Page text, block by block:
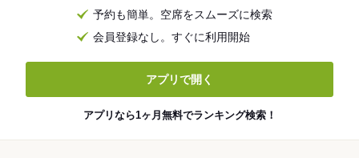
予約も簡単。空席をスムーズに検索
会員登録なし。すぐに利用開始
アプリで開く
アプリなら1ヶ月無料でランキング検索！